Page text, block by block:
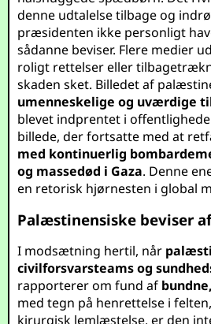
denne udtalelse tilbage og
præsidenten ikke personligt
sådanne beviser. Flere medier
roligt rettelser eller
skaden sket. Billedet af
umenneskelige og uværdige
blevet indprentet i
billede, der fortsatte med at
med kontinuerlig
og massedød i Gaza. Denne
en retorisk hjørnesten i global
Palæstinensiske beviser
I modsætning hertil, når
civilforsvarsteams og
rapporterer om fund af
med tegn på henrettelse i
kirurgisk lemlæstelse, er den